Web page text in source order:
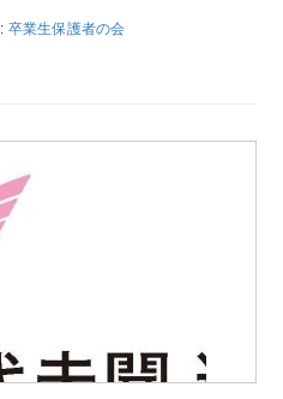
卒業生保護者の会